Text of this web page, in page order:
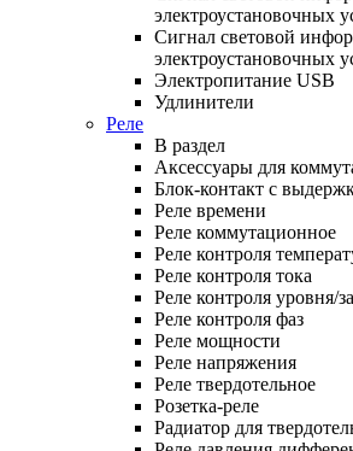
электроустановочных
Сигнал световой
электроустановочных
Электропитание USB
Удлинители
Реле
В раздел
Аксессуары для
Блок-контакт с
Реле времени
Реле коммутационное
Реле контроля
Реле контроля тока
Реле контроля уровня/
Реле контроля фаз
Реле мощности
Реле напряжения
Реле твердотельное
Розетка-реле
Радиатор для